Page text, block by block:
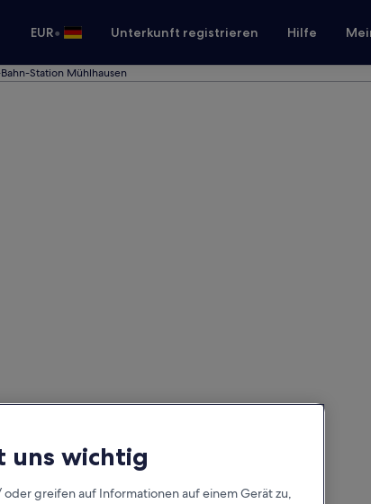
EUR• Unterkunft registrieren Hilfe
Station Mühlhausen
uns wichtig
greifen auf Informationen auf einem Gerät zu,